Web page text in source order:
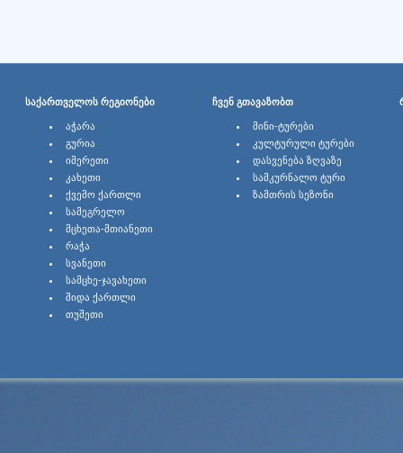
ᲡᲐᲥᲐᲠᲗᲕᲔᲚᲝᲡ ᲠᲔᲒᲘᲝᲜᲔᲑᲘ ᲩᲕᲔᲜ ᲒᲗᲐᲕᲐᲖᲝᲑᲗ
ᲐᲭᲐᲠᲐ
ᲒᲣᲠᲘᲐ
ᲘᲛᲔᲠᲔᲗᲘ
ᲙᲐᲮᲔᲗᲘ
ᲥᲕᲔᲛᲝ ᲥᲐᲠᲗᲚᲘ
ᲡᲐᲛᲔᲒᲠᲔᲚᲝ
ᲛᲪᲮᲔᲗᲐ-ᲛᲗᲘᲐᲜᲔᲗᲘ
ᲠᲐᲭᲐ
ᲡᲕᲐᲜᲔᲗᲘ
ᲡᲐᲛᲪᲮᲔ-ᲯᲐᲕᲐᲮᲔᲗᲘ
ᲨᲘᲓᲐ ᲥᲐᲠᲗᲚᲘ
ᲗᲣᲨᲔᲗᲘ
ᲛᲘᲜᲘ-ᲢᲣᲠᲔᲑᲘ
ᲙᲣᲚᲢᲣᲠᲣᲚᲘ ᲢᲣᲠᲔᲑᲘ
ᲓᲐᲡᲕᲔᲜᲔᲑᲐ ᲖᲦᲕᲐᲖᲔ
ᲡᲐᲛᲙᲣᲠᲜᲐᲚᲝ ᲢᲣᲠᲘ
ᲖᲐᲛᲗᲠᲘᲡ ᲡᲔᲖᲝᲜᲘ